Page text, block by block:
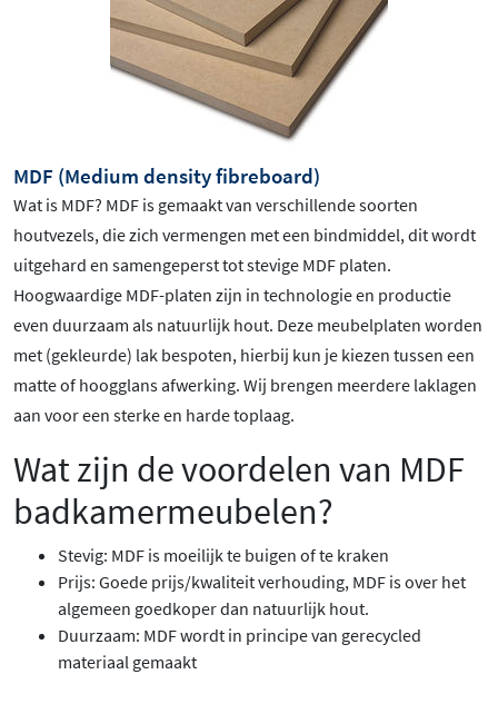
MDF (Medium density fibreboard)
Wat is MDF? MDF is gemaakt van verschillende soorten
houtvezels, die zich vermengen met een bindmiddel, dit wordt
uitgehard en samengeperst tot stevige MDF platen.
Hoogwaardige MDF-platen zijn in technologie en productie
even duurzaam als natuurlijk hout. Deze meubelplaten worden
met (gekleurde) lak bespoten, hierbij kun je kiezen tussen een
matte of hoogglans afwerking. Wij brengen meerdere laklagen
aan voor een sterke en harde toplaag.
Wat zijn de voordelen van MDF
badkamermeubelen?
Stevig: MDF is moeilijk te buigen of te kraken
Prijs: Goede prijs/kwaliteit verhouding, MDF is over het
algemeen goedkoper dan natuurlijk hout.
Duurzaam: MDF wordt in principe van gerecycled
materiaal gemaakt